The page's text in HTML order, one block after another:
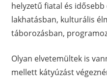
helyzetű fiatal és
lakhatásban, kulturális
táborozásban,
Olyan elvetemültek is
mellett kátyúzást